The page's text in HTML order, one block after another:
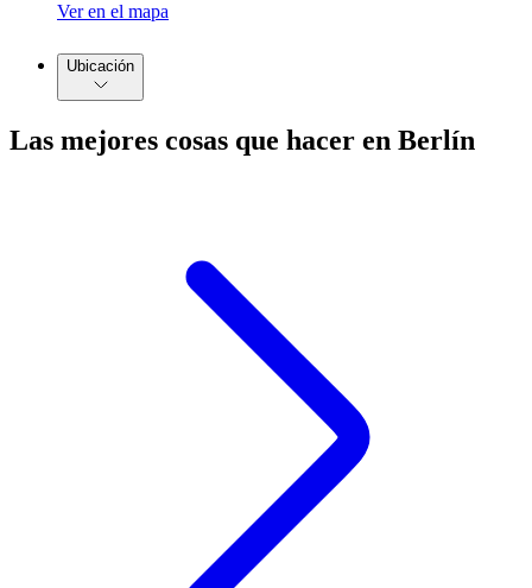
Ver en el mapa
Ubicación
Las mejores cosas que hacer en Berlín